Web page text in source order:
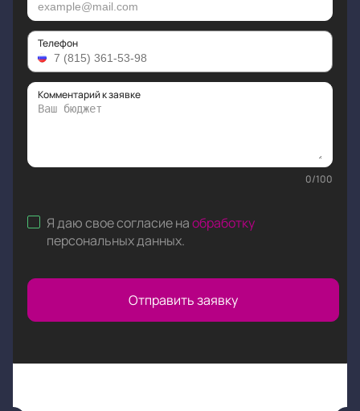
Телефон
Комментарий к заявке
0/100
Я даю свое согласие наобработку
персональных данных.
Отправить заявку